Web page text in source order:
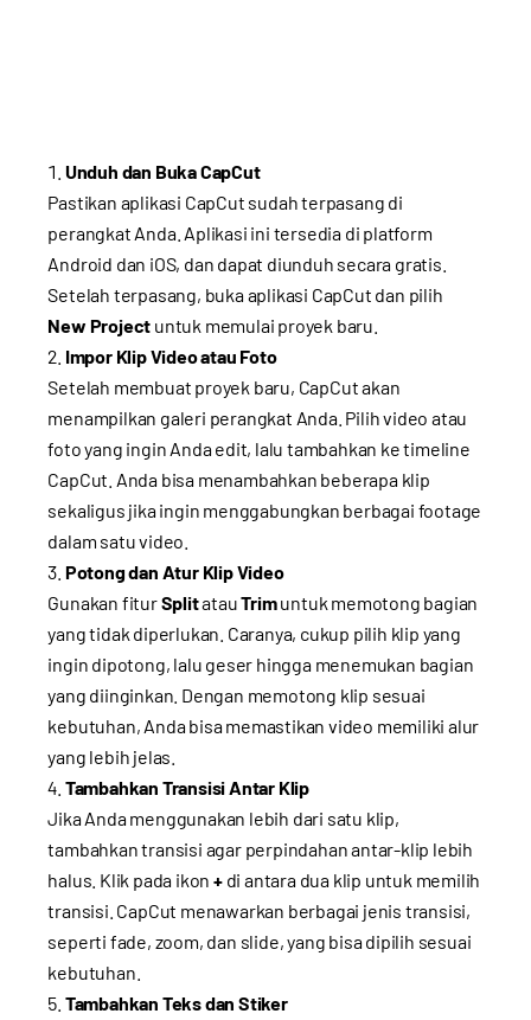
Unduh dan Buka CapCut
Pastikan aplikasi CapCut sudah terpasang di
perangkat Anda. Aplikasi ini tersedia di platform
Android dan iOS, dan dapat diunduh secara gratis.
Setelah terpasang, buka aplikasi CapCut dan pilih
New Project untuk memulai proyek baru.
Impor Klip Video atau Foto
Setelah membuat proyek baru, CapCut akan
menampilkan galeri perangkat Anda. Pilih video atau
foto yang ingin Anda edit, lalu tambahkan ke timeline
CapCut. Anda bisa menambahkan beberapa klip
sekaligus jika ingin menggabungkan berbagai footage
dalam satu video.
Potong dan Atur Klip Video
Gunakan fiturSplitatauTrimuntuk memotong bagian
yang tidak diperlukan. Caranya, cukup pilih klip yang
ingin dipotong, lalu geser hingga menemukan bagian
yang diinginkan. Dengan memotong klip sesuai
kebutuhan, Anda bisa memastikan video memiliki alur
yang lebih jelas.
Tambahkan Transisi Antar Klip
Jika Anda menggunakan lebih dari satu klip,
tambahkan transisi agar perpindahan antar-klip lebih
halus. Klik pada ikon +di antara dua klip untuk memilih
transisi. CapCut menawarkan berbagai jenis transisi,
seperti fade, zoom, dan slide, yang bisa dipilih sesuai
kebutuhan.
Tambahkan Teks dan Stiker